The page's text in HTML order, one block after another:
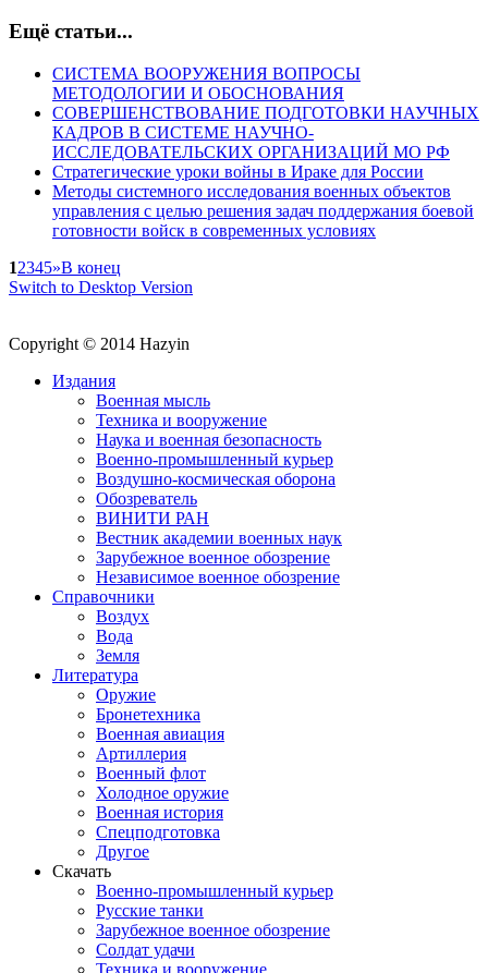
Ещё статьи...
СИСТЕМА ВООРУЖЕНИЯ ВОПРОСЫ
МЕТОДОЛОГИИ И ОБОСНОВАНИЯ
СОВЕРШЕНСТВОВАНИЕ ПОДГОТОВКИ НАУЧНЫХ
КАДРОВ В СИСТЕМЕ НАУЧНО-
ИССЛЕДОВАТЕЛЬСКИХ ОРГАНИЗАЦИЙ МО РФ
Стратегические уроки войны в Ираке для России
Методы системного исследования военных объектов
управления с целью решения задач поддержания боевой
готовности войск в современных условиях
12345»В конец
Switch to Desktop Version
Copyright © 2014 Hazyin
Издания
Военная мысль
Техника и вооружение
Наука и военная безопасность
Военно-промышленный курьер
Воздушно-космическая оборона
Обозреватель
ВИНИТИ РАН
Вестник академии военных наук
Зарубежное военное обозрение
Независимое военное обозрение
Справочники
Воздух
Вода
Земля
Литература
Оружие
Бронетехника
Военная авиация
Артиллерия
Военный флот
Холодное оружие
Военная история
Спецподготовка
Другое
Скачать
Военно-промышленный курьер
Русские танки
Зарубежное военное обозрение
Солдат удачи
Техника и вооружение